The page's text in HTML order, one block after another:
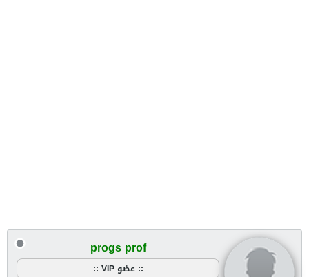
progs prof
:: عضو VIP ::